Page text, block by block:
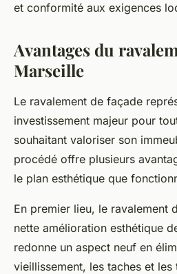
et conformité aux exigences
Avantages du
Marseille
Le ravalement de façade
investissement majeur pour
souhaitant valoriser son
procédé offre plusieurs
le plan esthétique que
En premier lieu, le ravalement
nette amélioration esthétique
redonne un aspect neuf en
vieillissement, les taches et